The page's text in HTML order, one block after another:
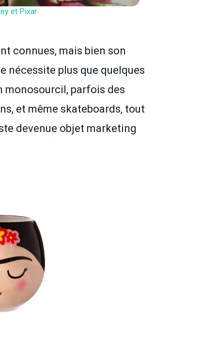
et Pixar
connues, mais bien son
nécessite plus que quelques
monosourcil, parfois des
et même skateboards, tout
devenue objet marketing